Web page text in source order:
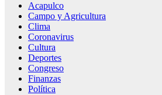
Acapulco
Campo y Agricultura
Clima
Coronavirus
Cultura
Deportes
Congreso
Finanzas
Política